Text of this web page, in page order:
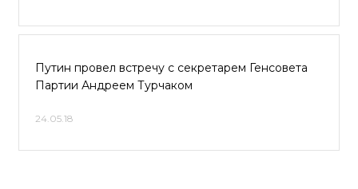
Путин провел встречу с секретарем Генсовета
Партии Андреем Турчаком
24.05.18